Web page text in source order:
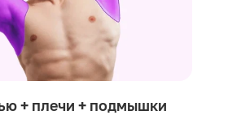
+ плечи + подмышки